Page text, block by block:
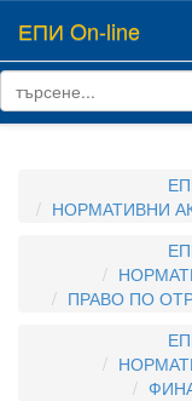
ЕПИ On-line
НОРМАТИВНИ
ПРАВО ПО